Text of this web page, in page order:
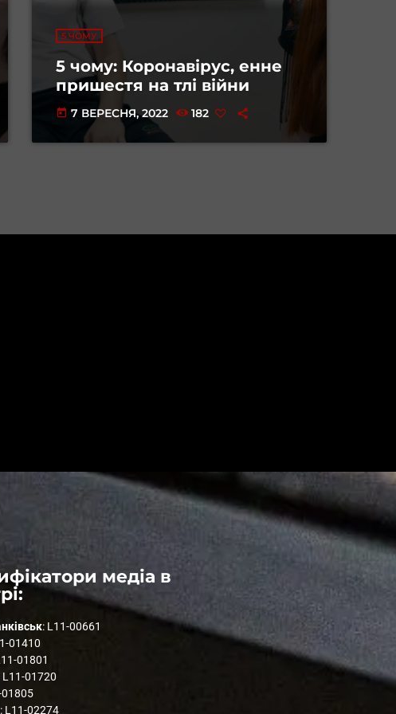
5 ЧОМУ
5 чому: Коронавірус, енне
пришестя на тлі війни
today 7 ВЕРЕСНЯ, 2022 182
медіа в
: L11-00661
01410
01801
L11-01720
01805
L11-02274